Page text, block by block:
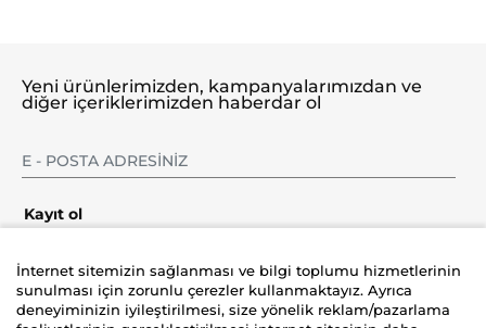
Şirket
Yeni ürünlerimizden, kampanyalarımızdan ve
diğer içeriklerimizden haberdar ol
Kayıt ol
İnternet sitemizin sağlanması ve bilgi toplumu hizmetlerinin
sunulması için zorunlu çerezler kullanmaktayız. Ayrıca
deneyiminizin iyileştirilmesi, size yönelik reklam/pazarlama